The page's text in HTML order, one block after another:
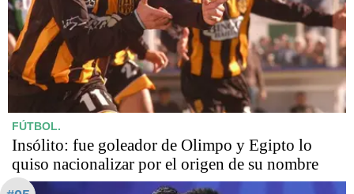
FÚTBOL.
Insólito: fue goleador de Olimpo y Egipto lo
quiso nacionalizar por el origen de su nombre